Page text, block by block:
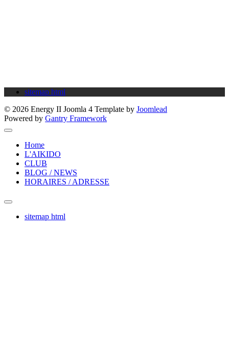
sitemap html
© 2026 Energy II Joomla 4 Template by Joomlead
Powered by Gantry Framework
Home
L'AIKIDO
CLUB
BLOG / NEWS
HORAIRES / ADRESSE
sitemap html